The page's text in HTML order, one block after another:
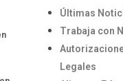
Últimas
Trabaja con
Legales